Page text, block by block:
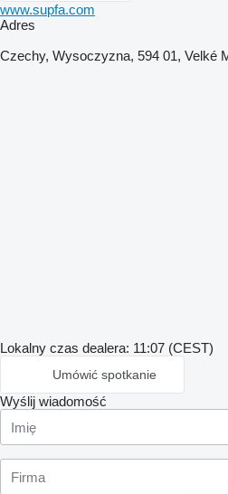
www.supfa.com
Adres
Czechy, Wysoczyzna, 594 01, Velké
Lokalny czas dealera: 11:07 (CEST)
Umówić spotkanie
Wyślij wiadomość